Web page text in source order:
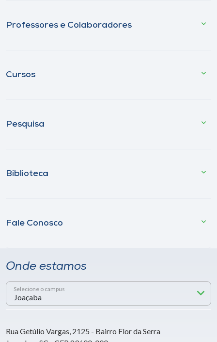
Professores e Colaboradores
Cursos
Pesquisa
Biblioteca
Fale Conosco
Onde estamos
Selecione o campus
Rua Getúlio Vargas, 2125 - Bairro Flor da Serra